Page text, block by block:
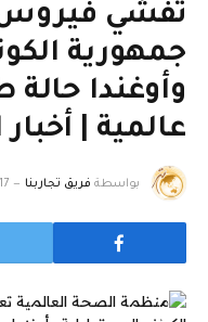
تفشي فيروس
جمهورية
وأوغندا
عالمية | أخبار
بواسطة فريق تجاربنا 17 مايو، 2026